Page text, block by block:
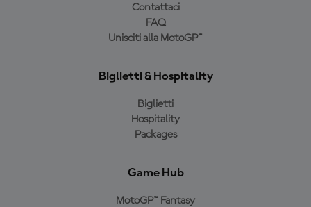
Contattaci
FAQ
Unisciti alla MotoGP™
Biglietti & Hospitality
Biglietti
Hospitality
Packages
Game Hub
MotoGP™ Fantasy